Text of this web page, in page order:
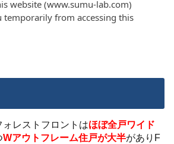
レストフロントはほぼ全戸ワイド
Wアウトフレーム住戸が大半がありF